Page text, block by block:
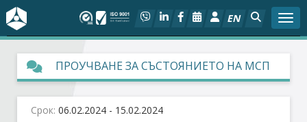
EN
За БСК
На фокус
ПРОУЧВАНЕ ЗА СЪСТОЯНИЕТО НА МСП
Срок: 06.02.2024 - 15.02.2024